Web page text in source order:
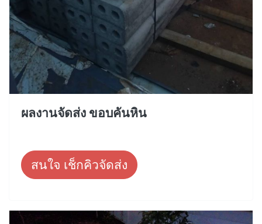
ผลงานจัดส่ง ขอบคันหิน
สนใจ เช็กคิวจัดส่ง